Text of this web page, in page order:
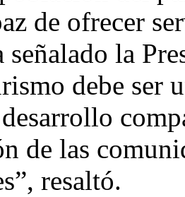
de ofrecer
la
debe ser
de las
resaltó.